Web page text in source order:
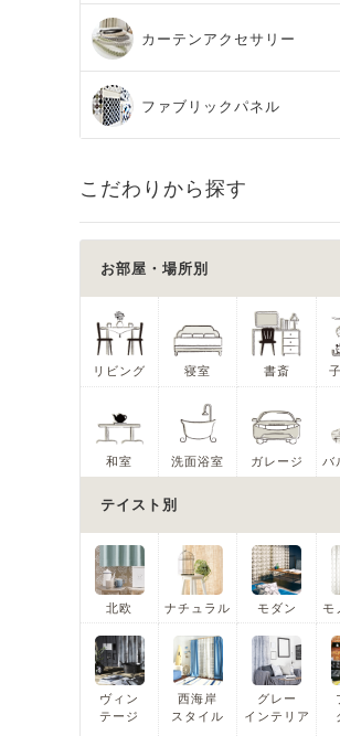
カーテンアクセサリー
ファブリックパネル
こだわりから探す
お部屋・場所別
リビング 寝室 書斎
和室 洗面浴室 ガレージ バ
テイスト別
北欧 ナチュラル モダン モ
ヴィン
テージ
西海岸
スタイル
グレー
インテリア